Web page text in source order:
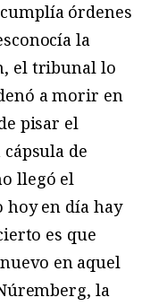
órdenes
la
el tribunal lo
a morir en
pisar el
de
llegó el
hoy en día hay
es que
en aquel
la